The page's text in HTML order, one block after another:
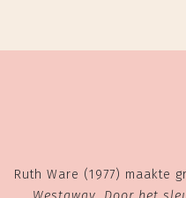
Ruth Ware (1977)